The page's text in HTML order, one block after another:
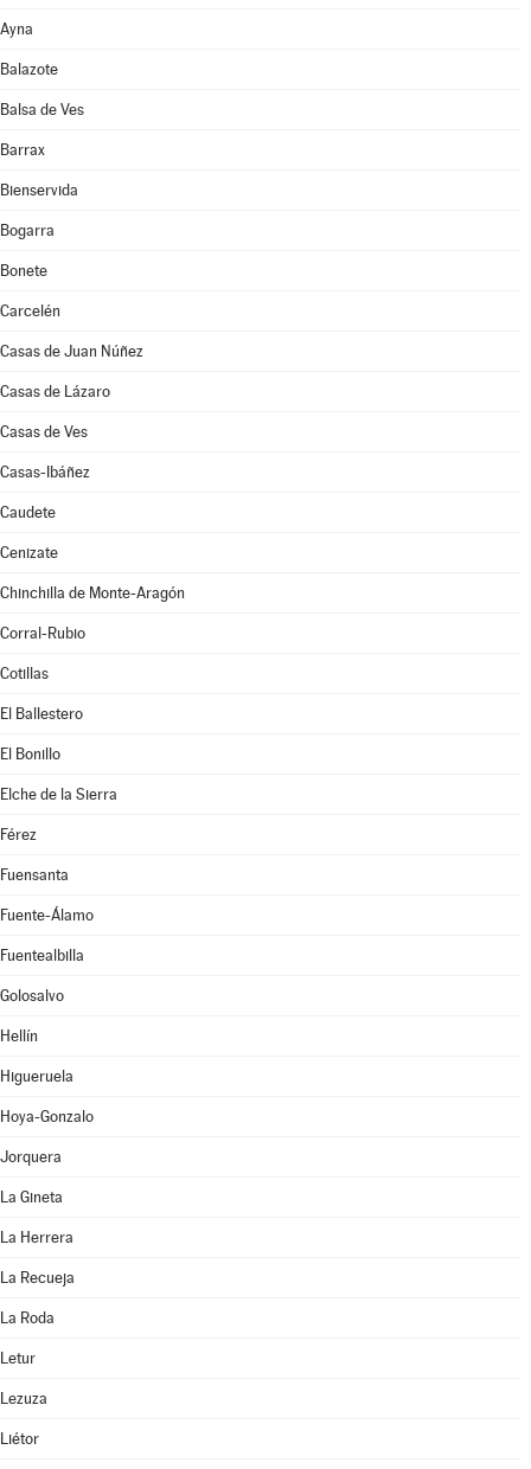
Ayna
Balazote
Balsa de Ves
Barrax
Bienservida
Bogarra
Bonete
Carcelén
Casas de Juan Núñez
Casas de Lázaro
Casas de Ves
Casas-Ibáñez
Caudete
Cenizate
Chinchilla de Monte-Aragón
Corral-Rubio
Cotillas
El Ballestero
El Bonillo
Elche de la Sierra
Férez
Fuensanta
Fuente-Álamo
Fuentealbilla
Golosalvo
Hellín
Higueruela
Hoya-Gonzalo
Jorquera
La Gineta
La Herrera
La Recueja
La Roda
Letur
Lezuza
Liétor